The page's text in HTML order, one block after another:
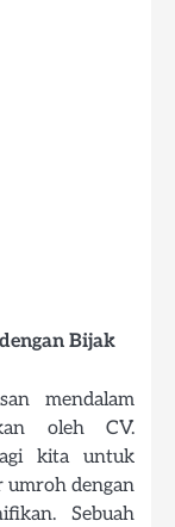
Bijak
mendalam
oleh CV.
kita untuk
umroh dengan
Sebuah